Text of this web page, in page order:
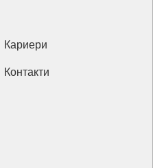
Кариери
Контакти